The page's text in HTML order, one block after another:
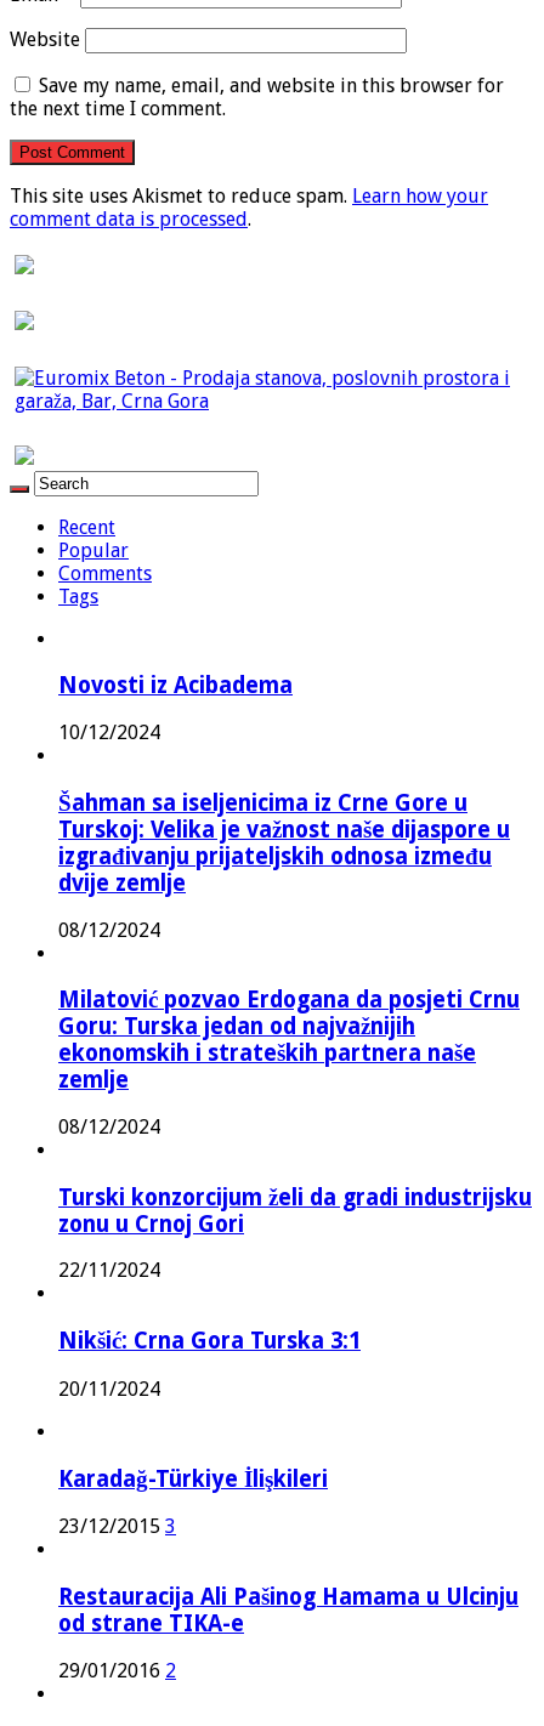
Website
Save my name, email, and website in this browser for
the next time I comment.
This site uses Akismet to reduce spam. Learn how your
comment data is processed.
Recent
Popular
Comments
Tags
Novosti iz Acibadema
10/12/2024
Šahman sa iseljenicima iz Crne Gore u
Turskoj: Velika je važnost naše dijaspore u
izgrađivanju prijateljskih odnosa između
dvije zemlje
08/12/2024
Milatović pozvao Erdogana da posjeti Crnu
Goru: Turska jedan od najvažnijih
ekonomskih i strateških partnera naše
zemlje
08/12/2024
Turski konzorcijum želi da gradi industrijsku
zonu u Crnoj Gori
22/11/2024
Nikšić: Crna Gora Turska 3:1
20/11/2024
Karadağ-Türkiye İlişkileri
23/12/2015 3
Restauracija Ali Pašinog Hamama u Ulcinju
od strane TIKA-e
29/01/2016 2